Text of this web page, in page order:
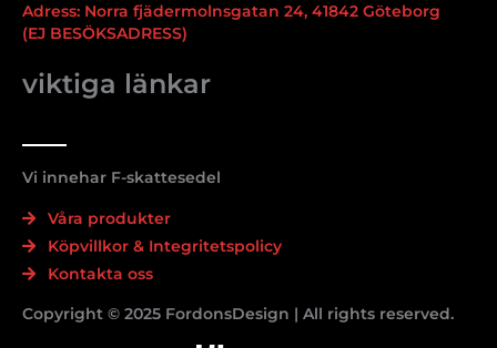
Adress: Norra fjädermolnsgatan 24, 41842 Göteborg
(EJ BESÖKSADRESS)
viktiga länkar
Vi innehar F-skattesedel
Våra produkter
Köpvillkor & Integritetspolicy
Kontakta oss
Copyright © 2025 FordonsDesign | All rights reserved.